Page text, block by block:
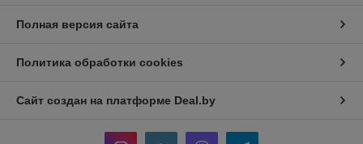
Полная версия сайта
Политика обработки cookies
Сайт создан на платформе Deal.by